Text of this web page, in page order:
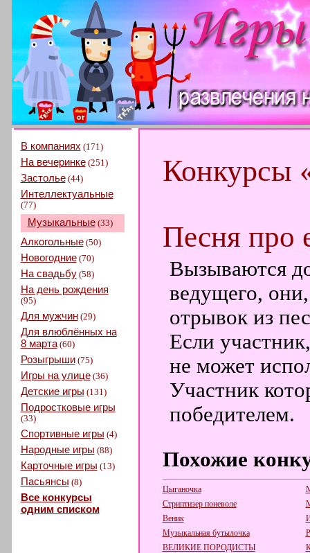
В компаниях (171)
На вечеринке(251)
Застолье(44)
Интеллектуальные
(77)
Музыкальные(33)
Алкогольные(50)
Новогодние(70)
На свадьбу(58)
На день рождения
(95)
Для мужчин(29)
Для влюблённых на
8 марта(60)
Розыгрыши(75)
Игры на улице(36)
Детские игры (131)
Подростковые игры
(33)
Спортивные игры (4)
Народные игры (88)
Карточные игры (13)
Пасьянсы (8)
Все конкурсы
одним списком
Конкурсы
Песня про
Вызываются
ведущего,
отрывок из
Если
не может
Участник
победителем.
Похожие
Цыганочка
Стриптизер поневоле
Веник
Музыкальная бутылочка
ВЕЛИКИЕ ПОРОДИСТЫ